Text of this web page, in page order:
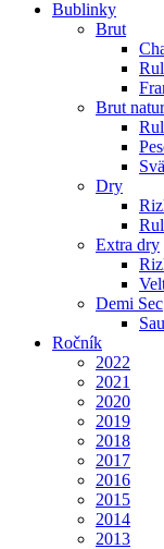
Bublinky
Brut
Brut
Dry
Extra dry
Demi Sec
Ročník
2022
2021
2020
2019
2018
2017
2016
2015
2014
2013